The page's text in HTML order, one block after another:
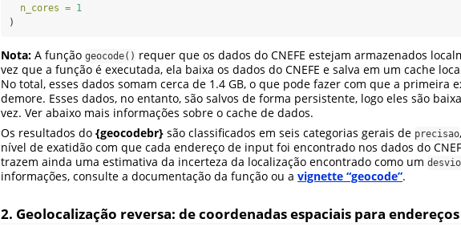
n_cores = 1
)
Nota: A função geocode() requer que os dados do CNEFE estejam armazenados
vez que a função é executada, ela baixa os dados do CNEFE e salva em um cache
No total, esses dados somam cerca de 1.4 GB, o que pode fazer com que a primeira
demore. Esses dados, no entanto, são salvos de forma persistente, logo eles são
vez. Ver abaixo mais informações sobre o cache de dados.
Os resultados do {geocodebr} são classificados em seis categorias gerais de precisao
nível de exatidão com que cada endereço de input foi encontrado nos dados do
trazem ainda uma estimativa da incerteza da localização encontrado como um
informações, consulte a documentação da função ou a vignette “geocode”.
2. Geolocalização reversa: de coordenadas espaciais para endereços